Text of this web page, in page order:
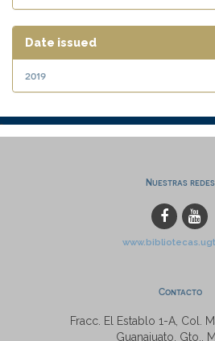
Date issued
2019
Nuestras redes
Contacto
Fracc. El Establo 1-A, Col.
Guanajuato, Gto.,